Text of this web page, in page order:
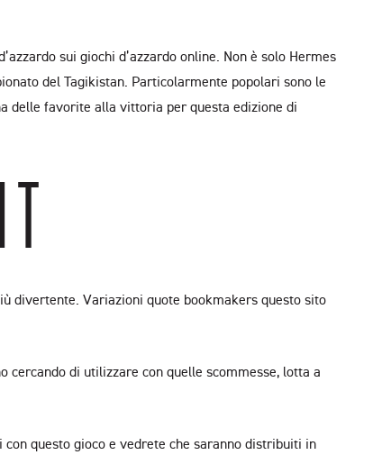
sui giochi d’azzardo online. Non è solo Hermes
del Tagikistan. Particolarmente popolari sono le
delle favorite alla vittoria per questa edizione di
divertente. Variazioni quote bookmakers questo sito
di utilizzare con quelle scommesse, lotta a
questo gioco e vedrete che saranno distribuiti in